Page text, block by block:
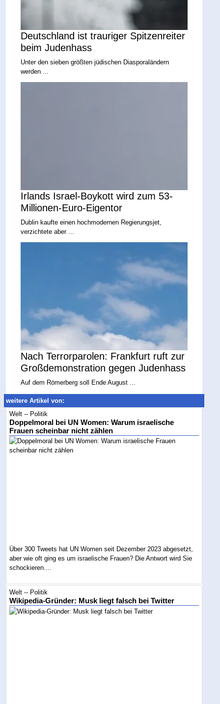
Deutschland ist trauriger Spitzenreiter
beim Judenhass
Unter den sieben größten jüdischen Diasporaländern
werden ...
Irlands Israel-Boykott wird zum 53-
Millionen-Euro-Eigentor
Dublin kaufte einen hochmodernen Regierungsjet,
verzichtete aber ...
Nach Terrorparolen: Frankfurt ruft zur
Großdemonstration gegen Judenhass
Auf dem Römerberg soll Ende August ...
weitere Artikel von:
Welt -- Politik
Doppelmoral bei UN Women: Warum israelische
Frauen scheinbar nicht zählen
Über 300 Tweets hat UN Women seit Dezember 2023 abgesetzt,
aber wie oft ging es um israelische Frauen? Die Antwort wird Sie
schockieren....
Welt -- Politik
Wikipedia-Gründer: Musk liegt falsch bei Twitter